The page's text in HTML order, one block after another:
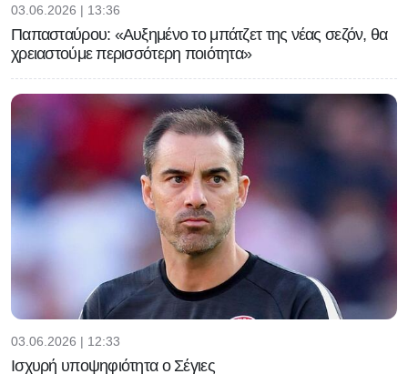
03.06.2026 | 13:36
Παπασταύρου: «Αυξημένο το μπάτζετ της νέας σεζόν, θα
χρειαστούμε περισσότερη ποιότητα»
03.06.2026 | 12:33
Ισχυρή υποψηφιότητα ο Σέγιες